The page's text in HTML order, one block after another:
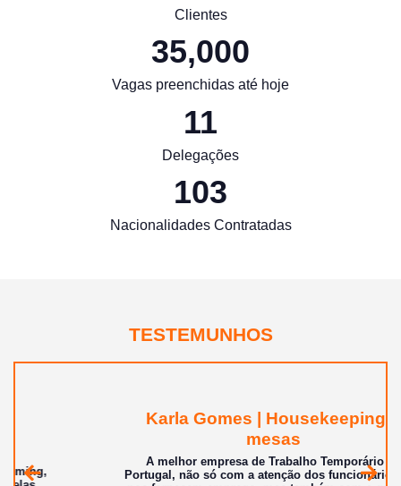
Clientes
35,000
Vagas preenchidas até hoje
11
Delegações
103
Nacionalidades Contratadas
TESTEMUNHOS
Karla Gomes | Housekeeping e
A melhor empresa de Trabalho Temporário de
Portugal, não só com a atenção dos funcionários que
Anterior